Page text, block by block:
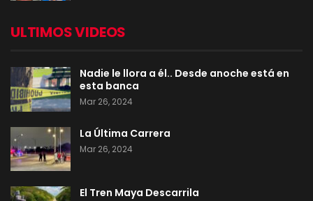
ULTIMOS VIDEOS
Nadie le llora a él.. Desde anoche está en
esta banca
Mar 26, 2024
La Última Carrera
Mar 26, 2024
El Tren Maya Descarrila